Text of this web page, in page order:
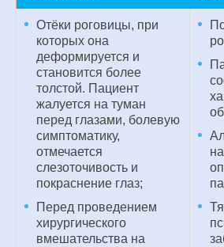
Отёки роговицы, при
которых она
деформируется и
становится более
толстой. Пациент
жалуется на туман
перед глазами, болевую
симптоматику,
отмечается
слезоточивость и
покраснение глаз;
Перед проведением
хирургического
вмешательства на